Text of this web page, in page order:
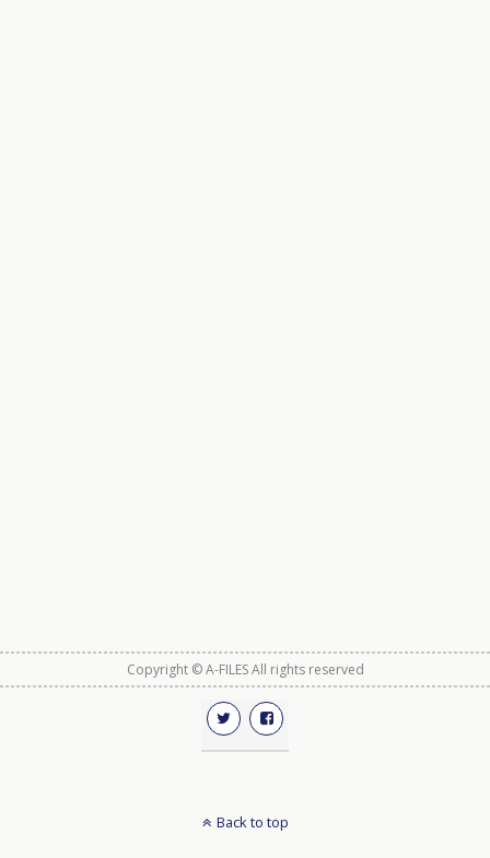
Copyright © A-FILES All rights reserved
Back to top